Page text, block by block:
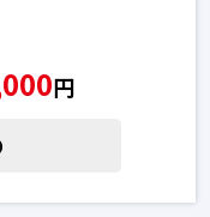
円